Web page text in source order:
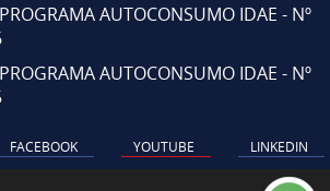
AUTOCONSUMO IDAE - Nº
AUTOCONSUMO IDAE - Nº
FACEBOOK YOUTUBE LINKEDIN